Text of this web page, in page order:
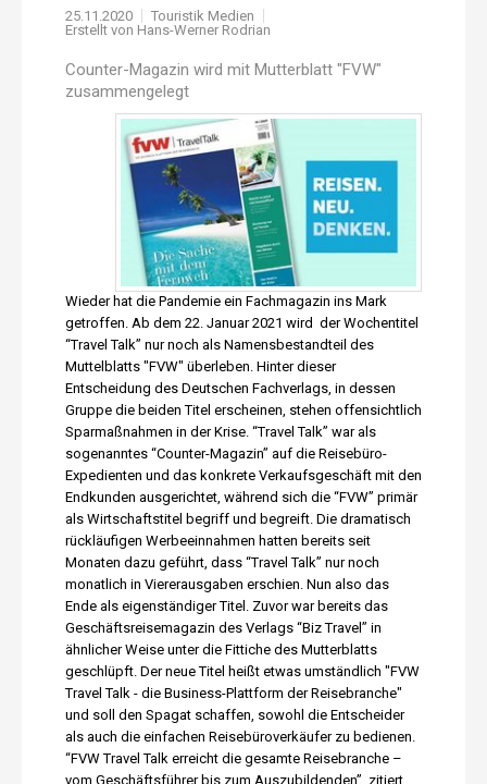
Online-Adressanwendung
Einträge aktualisieren
25.11.2020
Touristik Medien
Erstellt von Hans-Werner Rodrian
Counter-Magazin wird mit Mutterblatt "FVW"
zusammengelegt
Wieder hat die Pandemie ein Fachmagazin ins Mark
getroffen. Ab dem 22. Januar 2021 wird der Wochentitel
“Travel Talk” nur noch als Namensbestandteil des
Muttelblatts "FVW" überleben. Hinter dieser
Entscheidung des Deutschen Fachverlags, in dessen
Gruppe die beiden Titel erscheinen, stehen offensichtlich
Sparmaßnahmen in der Krise. “Travel Talk” war als
sogenanntes “Counter-Magazin” auf die Reisebüro-
Expedienten und das konkrete Verkaufsgeschäft mit den
Endkunden ausgerichtet, während sich die “FVW” primär
als Wirtschaftstitel begriff und begreift. Die dramatisch
rückläufigen Werbeeinnahmen hatten bereits seit
Monaten dazu geführt, dass “Travel Talk” nur noch
monatlich in Viererausgaben erschien. Nun also das
Ende als eigenständiger Titel. Zuvor war bereits das
Geschäftsreisemagazin des Verlags “Biz Travel” in
ähnlicher Weise unter die Fittiche des Mutterblatts
geschlüpft. Der neue Titel heißt etwas umständlich "FVW
Travel Talk - die Business-Plattform der Reisebranche"
und soll den Spagat schaffen, sowohl die Entscheider
als auch die einfachen Reisebüroverkäufer zu bedienen.
“FVW Travel Talk erreicht die gesamte Reisebranche –